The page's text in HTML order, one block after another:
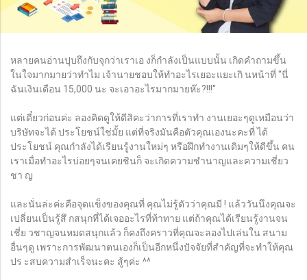
หลายคนอ่านปุบถึงกับจุกว่าเราเอ งก็กำลังเป็นแบบนั้น เกิดคำถามขึ้น
ในใจมากมายว่าทำไม เจ้านายชอบให้ทำอะไรเยอะแยะเกิ นหน้าที่ "นี่
ฉันเงินเดือน 15,000 นะ จะเอาอะไรมากมายห๊ะ?!!!"
แต่เดี๋ยวก่อนค่ะ ลองคิดดูให้ดีสิคะว่าการที่เราทำ งานเยอะๆดูเหมือนว่า
บริษัทจะได้ ประโยชน์ใช่มั้ย แต่ที่จริงมันคือตัวคุณเองนะคะที่ ได้
ประโยชน์ คุณกำลังได้เรียนรู้งานใหม่ๆ หรือฝึกทำงานเดิมๆให้ดีขึ้น คน
เราเมื่อทำอะไรบ่อยๆจนเคยชินก็ จะเกิดความชำนาญและความเชี่ยว
ชา ญ
และนั่นล่ะค่ะคือจุดแข็งของคุณที่ คุณไม่รู้ตัวว่าคุณมี ! แล้ววันนึงคุณจะ
เปลี่ยนเป็นรู้สึ กสนุกที่ได้เจออะไรที่ท้าทาย แต่ถ้าคุณได้เรียนรู้งานจน
เชี่ย วชาญจนหมดสนุกแล้ว ก็คงถึงคราวที่คุณจะลองไปเล่นใน สนาม
อื่นๆดู เพราะการพัฒนาตนเองก็เป็นอีกหนึ่งปัจจัยที่สำคัญที่จะทำให้คุณ
ปร ะสบความสำเร็จนะคะ สู้ๆค่ะ ^^